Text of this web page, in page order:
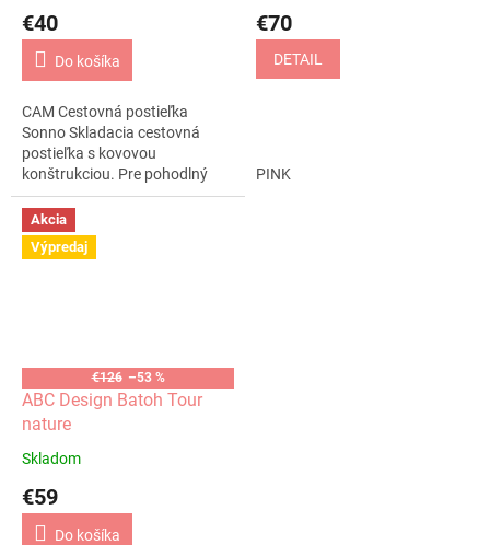
€40
Do košíka
CAM Cestovná postieľka
Sonno Skladacia cestovná
postieľka s kovovou
konštrukciou. Pre pohodlný
spánok Postieľka je určená
deťom od narodenia do 36
mesiacov. Pohodlný spánok...
€70
DETAIL
PINK
Akcia
Výpredaj
€126 –53 %
ABC Design Batoh Tour
nature
Skladom
€59
Do košíka